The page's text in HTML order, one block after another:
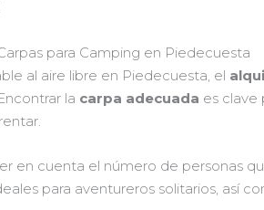
para Camping en Piedecuesta
al aire libre en Piedecuesta, el
la carpa adecuada es clave
en cuenta el número de personas
para aventureros solitarios, así